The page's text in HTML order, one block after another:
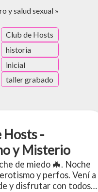
y salud sexual »
Club de Hosts
historia
inicial
taller grabado
Hosts -
y Misterio
de miedo 🦇. Noche
y perfos. Vení a
y disfrutar con todos